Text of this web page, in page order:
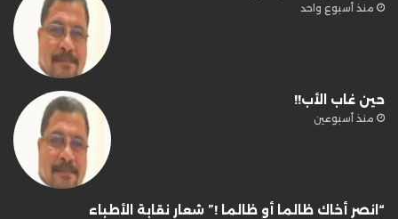
منذ أسبوع واحد
حين غاب الأب!!
منذ أسبوعين
“انصر أخاك ظالما أو ظالما !” شعار نقابة الأطباء